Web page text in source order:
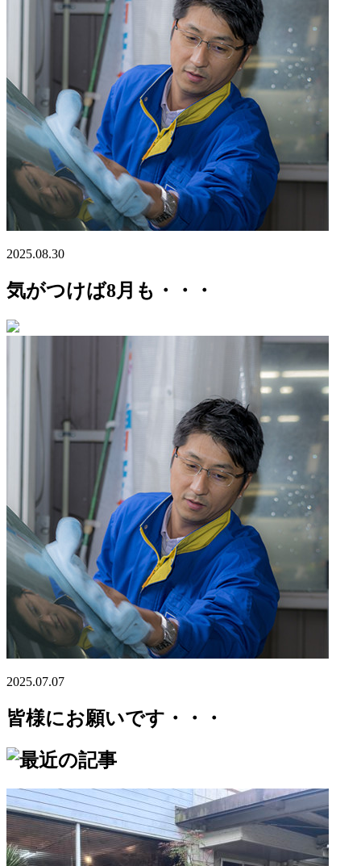
2025.08.30
気がつけば8月も・・・
2025.07.07
皆様にお願いです・・・